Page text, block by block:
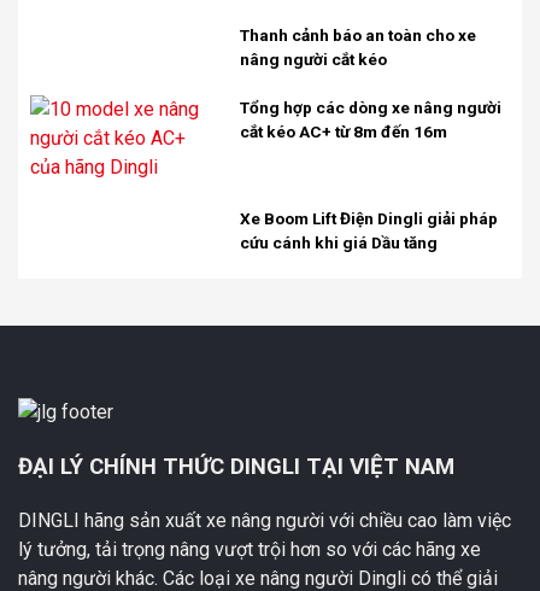
Thanh cảnh báo an toàn cho xe
nâng người cắt kéo
Tổng hợp các dòng xe nâng người
cắt kéo AC+ từ 8m đến 16m
Xe Boom Lift Điện Dingli giải pháp
cứu cánh khi giá Dầu tăng
ĐẠI LÝ CHÍNH THỨC DINGLI TẠI VIỆT NAM
DINGLI hãng sản xuất xe nâng người với chiều cao làm việc
lý tưởng, tải trọng nâng vượt trội hơn so với các hãng xe
nâng người khác. Các loại xe nâng người Dingli có thể giải